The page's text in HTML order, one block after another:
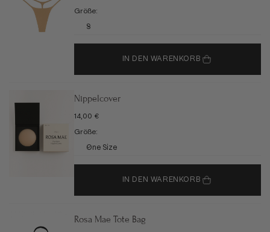
Größe:
S
IN DEN WARENKORB
Nippelcover
ANGEBOT
14,00 €
Größe:
One Size
IN DEN WARENKORB
Rosa Mae Tote Bag